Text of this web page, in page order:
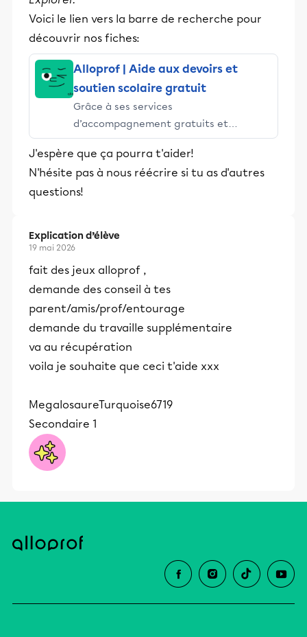
Voici le lien vers la barre de recherche pour
découvrir nos fiches:
Alloprof | Aide aux devoirs et
soutien scolaire gratuit
Grâce à ses services
d’accompagnement gratuits et
stimulants, Alloprof engage les élèves
et leurs parents dans la réussite
éducative.
J'espère que ça pourra t'aider!
N'hésite pas à nous réécrire si tu as d'autres
questions!
Explication d’élève
19 mai 2026
fait des jeux alloprof ,
demande des conseil à tes
parent/amis/prof/entourage
demande du travaille supplémentaire
va au récupération
voila je souhaite que ceci t'aide xxx
MegalosaureTurquoise6719
Secondaire 1